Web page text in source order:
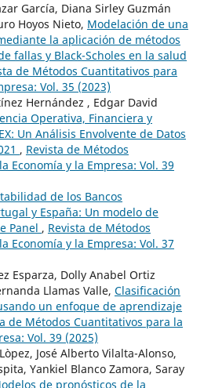
García, Diana Sirley Guzmán
Hoyos Nieto, Modelación de una
la aplicación de métodos
fallas y Black-Scholes en la salud
de Métodos Cuantitativos para
Vol. 35 (2023)
Hernández , Edgar David
Operativa, Financiera y
Un Análisis Envolvente de Datos
, Revista de Métodos
Economía y la Empresa: Vol. 39
de los Bancos
y España: Un modelo de
Panel , Revista de Métodos
Economía y la Empresa: Vol. 37
Esparza, Dolly Anabel Ortiz
Llamas Valle, Clasificación
un enfoque de aprendizaje
de Métodos Cuantitativos para la
Vol. 39 (2025)
José Alberto Vilalta-Alonso,
Yankiel Blanco Zamora, Saray
de pronósticos de la